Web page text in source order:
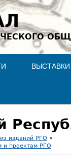
ВЫСТАВКИ
изданий РГО »
и проектам РГО